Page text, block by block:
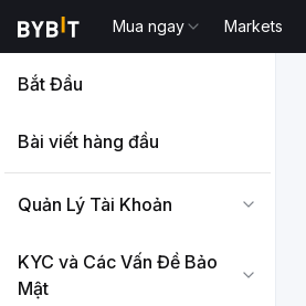
Mua ngay Markets
Bắt Đầu
Bài viết hàng đầu
Quản Lý Tài Khoản
KYC và Các Vấn Đề Bảo
Mật